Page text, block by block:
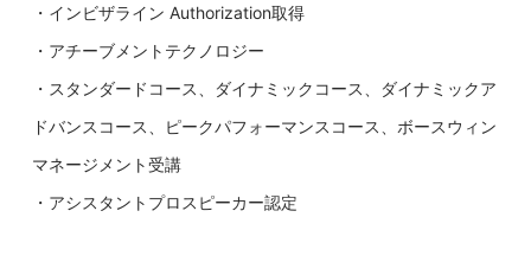
・インビザライン Authorization取得
・アチーブメントテクノロジー
・スタンダードコース、ダイナミックコース、ダイナミックア
ドバンスコース、ピークパフォーマンスコース、ボースウィン
マネージメント受講
・アシスタントプロスピーカー認定